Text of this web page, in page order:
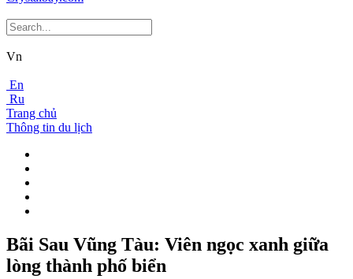
Vn
En
Ru
Trang chủ
Thông tin du lịch
Bãi Sau Vũng Tàu: Viên ngọc xanh giữa
lòng thành phố biển